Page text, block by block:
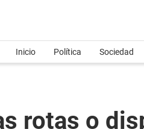
Inicio Política Sociedad
rotas o